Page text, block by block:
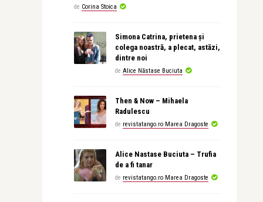
de Corina Stoica
Simona Catrina, prietena și
colega noastră, a plecat, astăzi,
dintre noi
de Alice Năstase Buciuta
Then & Now – Mihaela
Radulescu
de revistatango.ro Marea Dragoste
Alice Nastase Buciuta – Trufia
de a fi tanar
de revistatango.ro Marea Dragoste